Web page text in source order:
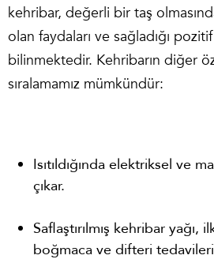
kehribar, değerli bir taş
olan faydaları ve sağladığı
bilinmektedir. Kehribarın diğer
sıralamamız mümkündür:
Isıtıldığında elektriksel ve
çıkar.
Saflaştırılmış kehribar
boğmaca ve difteri